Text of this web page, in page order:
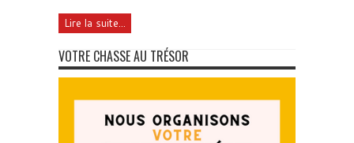
Lire la suite...
VOTRE CHASSE AU TRÉSOR